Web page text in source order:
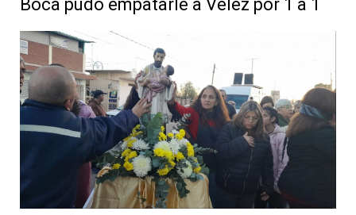
Boca pudo empatarle a Vélez por 1 a 1